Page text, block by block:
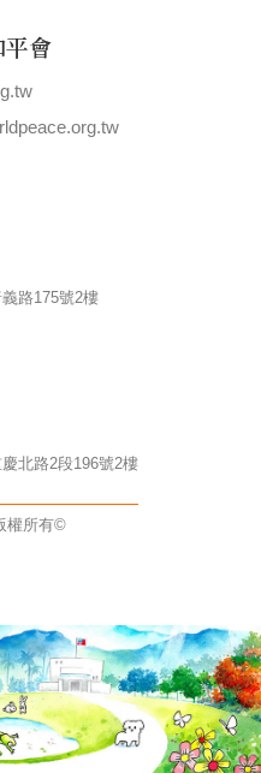
會
路175號2樓
北路2段196號2樓
權所有©